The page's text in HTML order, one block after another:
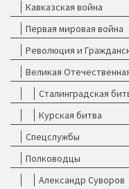
Кавказская война
Первая мировая война
Революция и
Великая
Сталинградская
Курская битва
Спецслужбы
Полководцы
Александр Суворов